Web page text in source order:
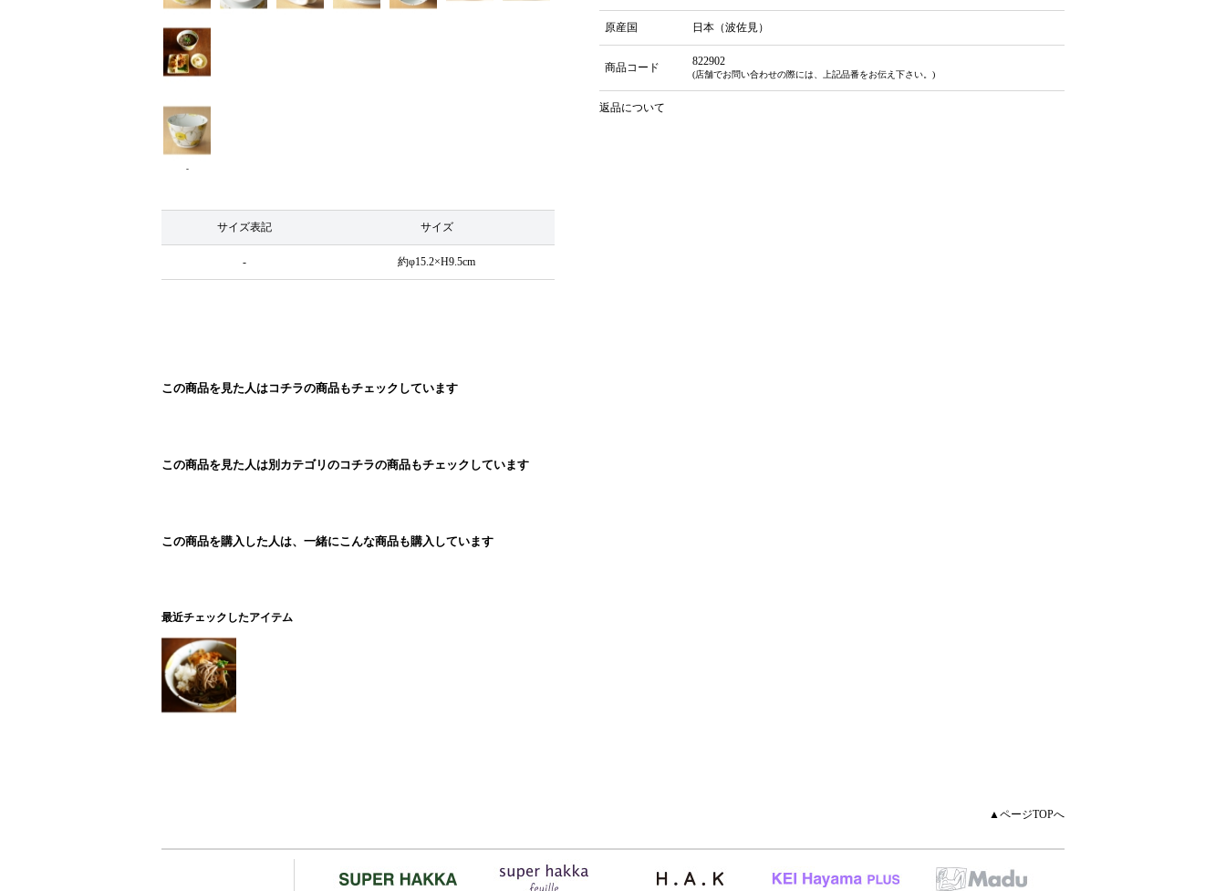
-
サイズ表記 サイズ
- 約φ15.2×H9.5cm
原産国 日本（波佐見）
商品コード 822902
(店舗でお問い合わせの際には、上記品番をお伝え下さい。)
返品について
この商品を見た人はコチラの商品もチェックしています
この商品を見た人は別カテゴリのコチラの商品もチェックしています
この商品を購入した人は、一緒にこんな商品も購入しています
最近チェックしたアイテム
▲ページTOPへ